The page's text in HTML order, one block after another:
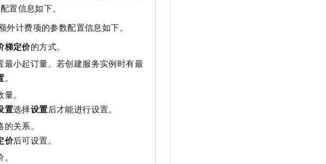
置信息如下。
外计费项的参数配置信息如下。
梯定价的方式。
小起订量。若创建服务实例时有最
。
。
置选择设置后才能进行设置。
关系。
价后可设置。